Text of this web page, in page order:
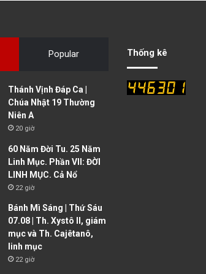
s
p
Popular
Thánh Vịnh Đáp Ca |
Chúa Nhật 19 Thường
Niên A
20 giờ
60 Năm Đời Tu. 25 Năm
Linh Mục. Phần VII: ĐỜI
LINH MỤC. Cả Nổ
22 giờ
Bánh Mì Sáng | Thứ Sáu
07.08 | Th. Xystô II, giám
mục và Th. Cajêtanô,
linh mục
22 giờ
Thống kê